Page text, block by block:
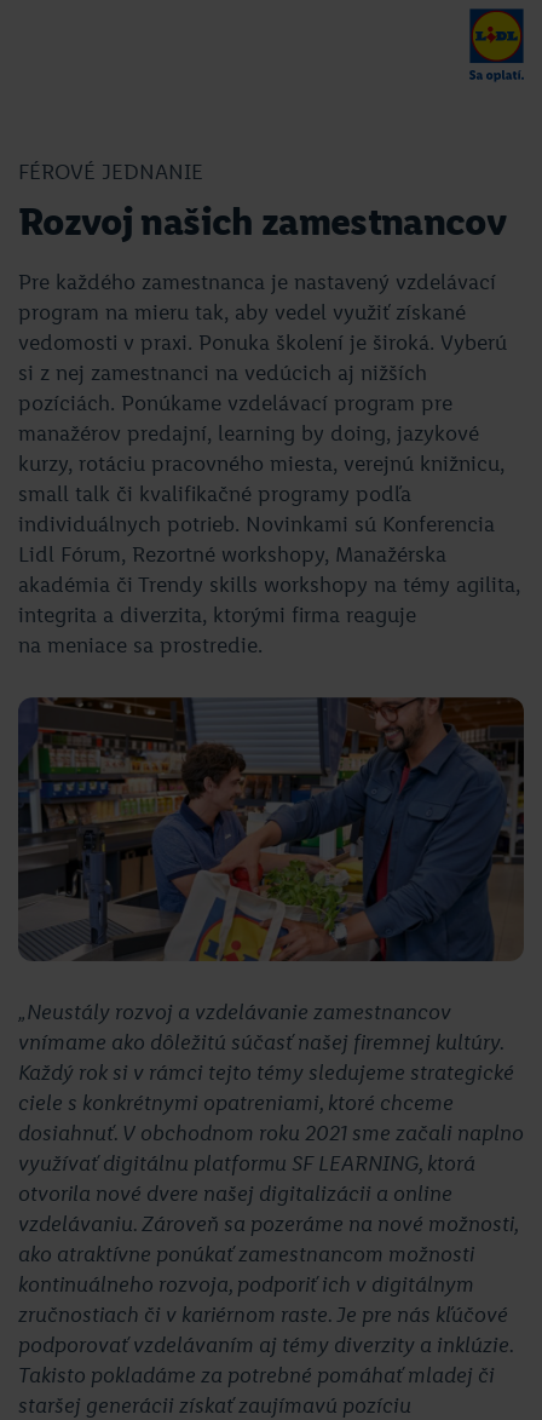
FÉROVÉ JEDNANIE
Rozvoj našich zamestnancov
Pre každého zamestnanca je nastavený vzdelávací
program na mieru tak, aby vedel využiť získané
vedomosti v praxi. Ponuka školení je široká. Vyberú
si z nej zamestnanci na vedúcich aj nižších
pozíciách. Ponúkame vzdelávací program pre
manažérov predajní, learning by doing, jazykové
kurzy, rotáciu pracovného miesta, verejnú knižnicu,
small talk či kvalifikačné programy podľa
individuálnych potrieb. Novinkami sú Konferencia
Lidl Fórum, Rezortné workshopy, Manažérska
akadémia či Trendy skills workshopy na témy agilita,
integrita a diverzita, ktorými firma reaguje
na meniace sa prostredie.
„Neustály rozvoj a vzdelávanie zamestnancov
vnímame ako dôležitú súčasť našej firemnej kultúry.
Každý rok si v rámci tejto témy sledujeme strategické
ciele s konkrétnymi opatreniami, ktoré chceme
dosiahnuť. V obchodnom roku 2021 sme začali naplno
využívať digitálnu platformu SF LEARNING, ktorá
otvorila nové dvere našej digitalizácii a online
vzdelávaniu. Zároveň sa pozeráme na nové možnosti,
ako atraktívne ponúkať zamestnancom možnosti
kontinuálneho rozvoja, podporiť ich v digitálnym
zručnostiach či v kariérnom raste. Je pre nás kľúčové
podporovať vzdelávaním aj témy diverzity a inklúzie.
Takisto pokladáme za potrebné pomáhať mladej či
staršej generácii získať zaujímavú pozíciu